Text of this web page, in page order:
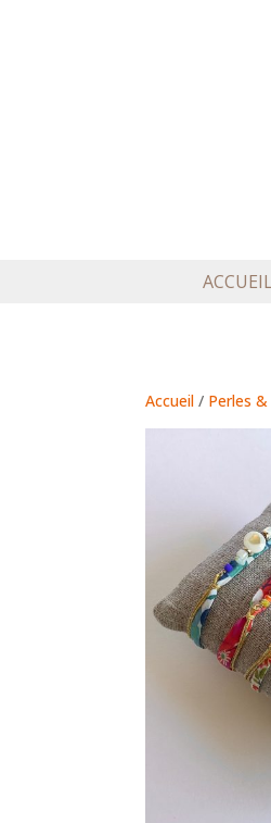
ACCUEIL
Accueil / Perles